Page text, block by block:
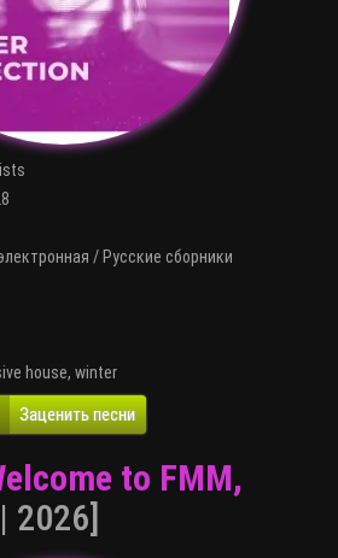
/ Русские сборники
house, winter
Заценить песни
to FMM,
2026]